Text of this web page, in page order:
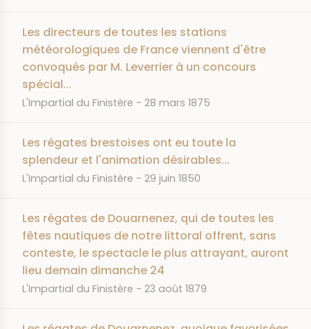
Les directeurs de toutes les stations
météorologiques de France viennent d'être
convoqués par M. Leverrier à un concours
spécial...
JOURNAL
L'Impartial du Finistère DATE
28 mars 1875
Les régates brestoises ont eu toute la
splendeur et l'animation désirables...
JOURNAL
L'Impartial du Finistère DATE
29 juin 1850
Les régates de Douarnenez, qui de toutes les
fêtes nautiques de notre littoral offrent, sans
conteste, le spectacle le plus attrayant, auront
lieu demain dimanche 24
JOURNAL
L'Impartial du Finistère DATE
23 août 1879